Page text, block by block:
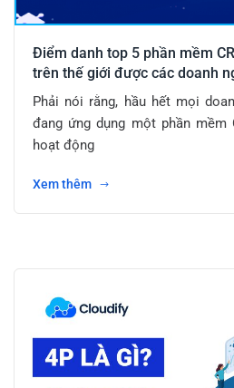
Điểm danh top 5 phần mềm
trên thế giới được các doanh
Phải nói rằng, hầu hết mọi
đang ứng dụng một phần
hoạt động
Xem thêm